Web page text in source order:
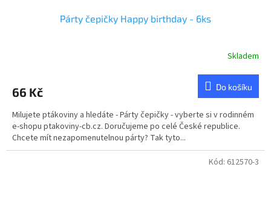
Párty čepičky Happy birthday - 6ks
Skladem
66 Kč Do košíku
Milujete ptákoviny a hledáte - Párty čepičky - vyberte si v rodinném
e-shopu ptakoviny-cb.cz. Doručujeme po celé České republice.
Chcete mít nezapomenutelnou párty? Tak tyto...
Kód: 612570-3